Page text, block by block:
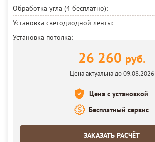
Обработка угла (4 бесплатно):
Установка светодиодной ленты:
Установка потолка:
26 260 руб.
Цена актуальна до 09.08.2026
Цена с установкой
Бесплатный сервис
ЗАКАЗАТЬ РАСЧЁТ